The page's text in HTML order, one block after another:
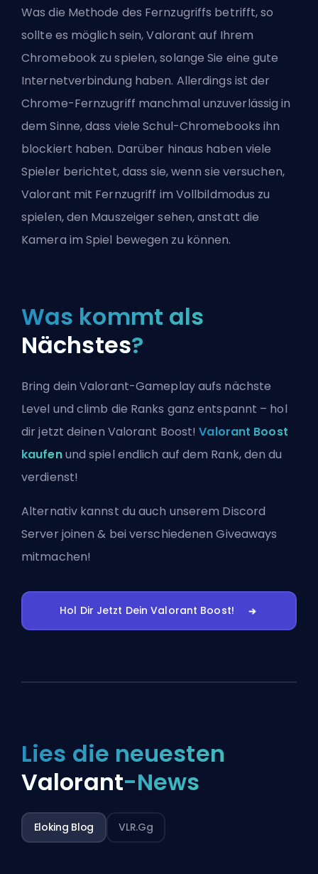
Was die Methode des Fernzugriffs betrifft, so
sollte es möglich sein, Valorant auf Ihrem
Chromebook zu spielen, solange Sie eine gute
Internetverbindung haben. Allerdings ist der
Chrome-Fernzugriff manchmal unzuverlässig in
dem Sinne, dass viele Schul-Chromebooks ihn
blockiert haben. Darüber hinaus haben viele
Spieler berichtet, dass sie, wenn sie versuchen,
Valorant mit Fernzugriff im Vollbildmodus zu
spielen, den Mauszeiger sehen, anstatt die
Kamera im Spiel bewegen zu können.
Was kommt als
Nächstes?
Bring dein Valorant-Gameplay aufs nächste
Level und climb die Ranks ganz entspannt – hol
dir jetzt deinen Valorant Boost!Valorant Boost
kaufenund spiel endlich auf dem Rank, den du
verdienst!
Alternativ kannst du auch unserem Discord
Server joinen & bei verschiedenen Giveaways
mitmachen!
Hol Dir Jetzt Dein Valorant Boost!
Lies die neuesten
Valorant-News
Eloking Blog VLR.gg